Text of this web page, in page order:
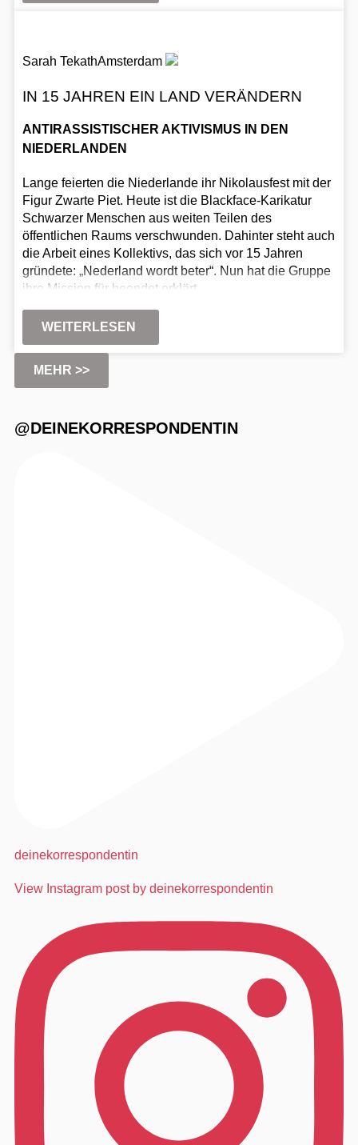
Sarah TekathAmsterdam
IN 15 JAHREN EIN LAND VERÄNDERN
ANTIRASSISTISCHER AKTIVISMUS IN DEN
NIEDERLANDEN
Lange feierten die Niederlande ihr Nikolausfest mit der
Figur Zwarte Piet. Heute ist die Blackface-Karikatur
Schwarzer Menschen aus weiten Teilen des
öffentlichen Raums verschwunden. Dahinter steht auch
die Arbeit eines Kollektivs, das sich vor 15 Jahren
gründete: „Nederland wordt beter“. Nun hat die Gruppe
ihre Mission für beendet erklärt.
WEITERLESEN
MEHR >>
@DEINEKORRESPONDENTIN
deinekorrespondentin
View Instagram post by deinekorrespondentin